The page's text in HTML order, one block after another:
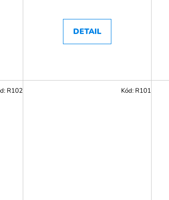
DETAIL
R102 Kód: R101